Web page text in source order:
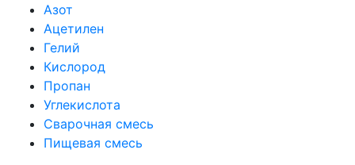
Азот
Ацетилен
Гелий
Кислород
Пропан
Углекислота
Сварочная смесь
Пищевая смесь